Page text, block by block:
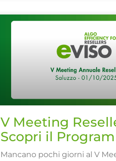
V Meeting
Scopri il
Mancano pochi giorni al V